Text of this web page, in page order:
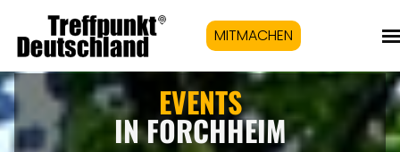
MITMACHEN
EVENTS
IN FORCHHEIM